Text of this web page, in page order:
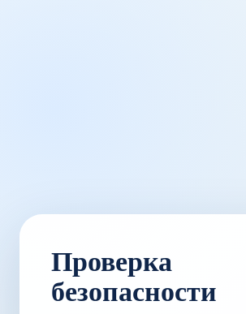
Проверка
безопасности